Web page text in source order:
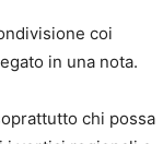
coi
in una nota.
chi possa